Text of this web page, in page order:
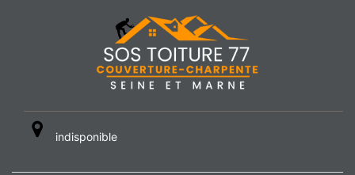
indisponible